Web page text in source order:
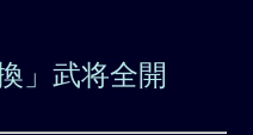
」武将全開